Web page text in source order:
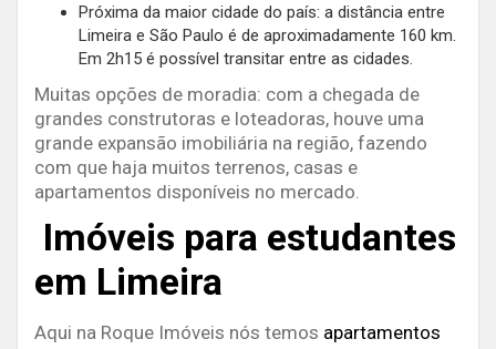
Próxima da maior cidade do país: a distância entre
Limeira e São Paulo é de aproximadamente 160 km.
Em 2h15 é possível transitar entre as cidades.
Muitas opções de moradia: com a chegada de
grandes construtoras e loteadoras, houve uma
grande expansão imobiliária na região, fazendo
com que haja muitos terrenos, casas e
apartamentos disponíveis no mercado.
Imóveis para estudantes
em Limeira
Aqui na Roque Imóveis nós temos apartamentos